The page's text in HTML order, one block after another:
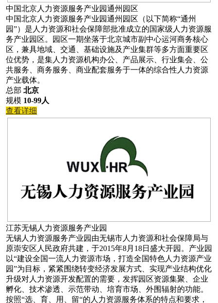
中国北京人力资源服务产业园通州园区
中国北京人力资源服务产业园通州园区（以下简称“通州
园”）是人力资源和社会保障部批准成立的国家级人力资源服
务产业园区。园区一期坐落于北京城市副中心运河商务核心
区，兼具地域、交通、基础设施及产业集群等多方面重要区
位优势，是集人力资源机构办公、产品展示、行业集会、公
共服务、商务服务、商业配套服务于一体的综合性人力资源
产业载体。
总部 北京
规模 10-99人
查看详细
江苏无锡人力资源服务产业园
无锡人力资源服务产业园由无锡市人力资源和社会保障局与
原崇安区人民政府共建，于2015年8月18日盛大开园。产业园
以“建设全国一流人力资源市场，打造全国特色人力资源产业
园”为目标，紧紧围绕转变经济发展方式、实现产业结构优化
升级对人力资源开发配置的需要，发挥园区资源集聚、企业
孵化、技术渗透、示范带动、培育市场、外围辐射的功能。
按照“选、育、用、留“的人力资源服务体系的特点和要求，